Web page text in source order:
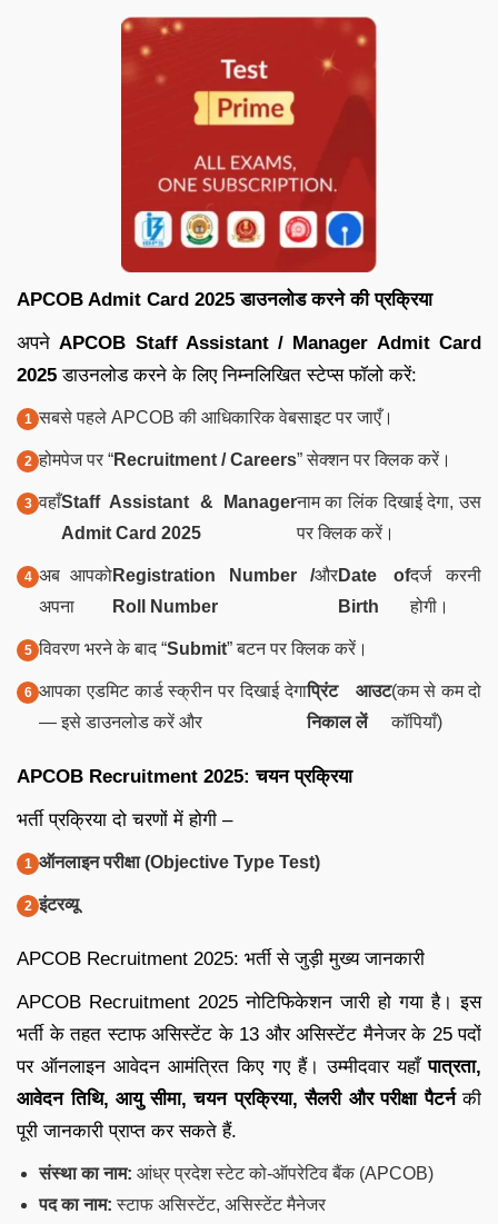
APCOB Admit Card 2025 डाउनलोड करने की प्रक्रिया
अपनेAPCOB Staff Assistant / Manager Admit Card
2025 डाउनलोड करने के लिए निम्नलिखित स्टेप्स फॉलो करें:
सबसे पहले APCOB की आधिकारिक वेबसाइट पर जाएँ।
होमपेज पर “Recruitment / Careers” सेक्शन पर क्लिक करें।
वहाँStaff Assistant & Manager
Admit Card 2025
नाम का लिंक दिखाई देगा, उस
पर क्लिक करें।
अब आपको
अपना
Registration Number /
Roll Number
औरDate of
Birth
दर्ज करनी
होगी।
विवरण भरने के बाद “Submit” बटन पर क्लिक करें।
आपका एडमिट कार्ड स्क्रीन पर दिखाई देगा
— इसे डाउनलोड करें और
प्रिंट आउट
निकाल लें
(कम से कम दो
कॉपियाँ)
APCOB Recruitment 2025: चयन प्रक्रिया
भर्ती प्रक्रिया दो चरणों में होगी –
ऑनलाइन परीक्षा (Objective Type Test)
इंटरव्यू
APCOB Recruitment 2025: भर्ती से जुड़ी मुख्य जानकारी
APCOB Recruitment 2025 नोटिफिकेशन जारी हो गया है। इस
भर्ती के तहत स्टाफ असिस्टेंट के 13 और असिस्टेंट मैनेजर के 25 पदों
पर ऑनलाइन आवेदन आमंत्रित किए गए हैं। उम्मीदवार यहाँपात्रता,
आवेदन तिथि, आयु सीमा, चयन प्रक्रिया, सैलरी और परीक्षा पैटर्नकी
पूरी जानकारी प्राप्त कर सकते हैं.
संस्था का नाम: आंध्र प्रदेश स्टेट को-ऑपरेटिव बैंक (APCOB)
पद का नाम: स्टाफ असिस्टेंट, असिस्टेंट मैनेजर